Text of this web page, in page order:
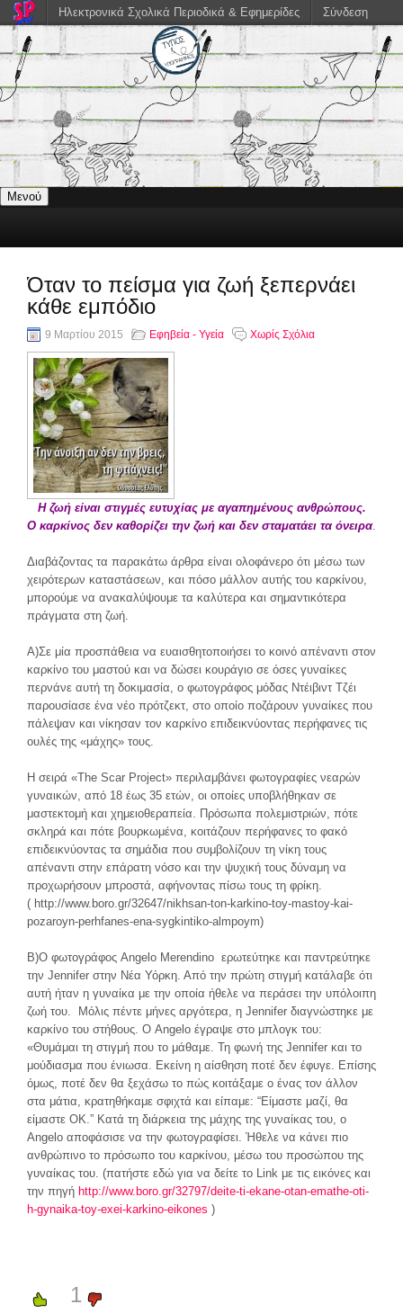
Μενού
Όταν το πείσμα για ζωή ξεπερνάει
κάθε εμπόδιο
9 Μαρτίου 2015 Εφηβεία - Υγεία Χωρίς Σχόλια
Η ζωή είναι στιγμές ευτυχίας με αγαπημένους ανθρώπους.
Ο καρκίνος δεν καθορίζει την ζωή και δεν σταματάει τα όνειρα.
Διαβάζοντας τα παρακάτω άρθρα είναι ολοφάνερο ότι μέσω των
χειρότερων καταστάσεων, και πόσο μάλλον αυτής του καρκίνου,
μπορούμε να ανακαλύψουμε τα καλύτερα και σημαντικότερα
πράγματα στη ζωή.
Α)Σε μία προσπάθεια να ευαισθητοποιήσει το κοινό απέναντι στον
καρκίνο του μαστού και να δώσει κουράγιο σε όσες γυναίκες
περνάνε αυτή τη δοκιμασία, ο φωτογράφος μόδας Ντέιβιντ Τζέι
παρουσίασε ένα νέο πρότζεκτ, στο οποίο ποζάρουν γυναίκες που
πάλεψαν και νίκησαν τον καρκίνο επιδεικνύοντας περήφανες τις
ουλές της «μάχης» τους.
Η σειρά «The Scar Project» περιλαμβάνει φωτογραφίες νεαρών
γυναικών, από 18 έως 35 ετών, οι οποίες υποβλήθηκαν σε
μαστεκτομή και χημειοθεραπεία. Πρόσωπα πολεμιστριών, πότε
σκληρά και πότε βουρκωμένα, κοιτάζουν περήφανες το φακό
επιδεικνύοντας τα σημάδια που συμβολίζουν τη νίκη τους
απέναντι στην επάρατη νόσο και την ψυχική τους δύναμη να
προχωρήσουν μπροστά, αφήνοντας πίσω τους τη φρίκη.
( http://www.boro.gr/32647/nikhsan-ton-karkino-toy-mastoy-kai-
pozaroyn-perhfanes-ena-sygkintiko-almpoym)
Β)Ο φωτογράφος Angelo Merendino ερωτεύτηκε και παντρεύτηκε
την Jennifer στην Νέα Υόρκη. Από την πρώτη στιγμή κατάλαβε ότι
αυτή ήταν η γυναίκα με την οποία ήθελε να περάσει την υπόλοιπη
ζωή του. Μόλις πέντε μήνες αργότερα, η Jennifer διαγνώστηκε με
καρκίνο του στήθους. Ο Angelo έγραψε στο μπλογκ του:
«Θυμάμαι τη στιγμή που το μάθαμε. Τη φωνή της Jennifer και το
μούδιασμα που ένιωσα. Εκείνη η αίσθηση ποτέ δεν έφυγε. Επίσης
όμως, ποτέ δεν θα ξεχάσω το πώς κοιτάξαμε ο ένας τον άλλον
στα μάτια, κρατηθήκαμε σφιχτά και είπαμε: “Είμαστε μαζί, θα
είμαστε ΟΚ.” Κατά τη διάρκεια της μάχης της γυναίκας του, ο
Angelo αποφάσισε να την φωτογραφίσει. Ήθελε να κάνει πιο
ανθρώπινο το πρόσωπο του καρκίνου, μέσω του προσώπου της
γυναίκας του. (πατήστε εδώ για να δείτε το Link με τις εικόνες και
την πηγή http://www.boro.gr/32797/deite-ti-ekane-otan-emathe-oti-
h-gynaika-toy-exei-karkino-eikones )
1
Ηλεκτρονικά Σχολικά Περιοδικά & Εφημερίδες Σύνδεση